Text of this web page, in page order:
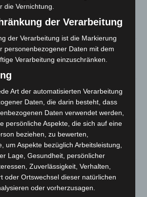
Population in Niedersachsen
Begegnung“ in Neuwarmbüchen schnell
21 neue Notfallsanitäter starten beim
über A7 – Polizei sucht
bei Bagger-Unfall auf Baustelle
die Vernichtung.
der Verarbeitung
der Verarbeitung ist die Markierung
personenbezogener Daten mit dem
Verarbeitung einzuschränken.
Art der automatisierten Verarbeitung
Daten, die darin besteht, dass
Daten verwendet werden,
persönliche Aspekte, die sich auf eine
beziehen, zu bewerten,
um Aspekte bezüglich Arbeitsleistung,
Lage, Gesundheit, persönlicher
Zuverlässigkeit, Verhalten,
oder Ortswechsel dieser natürlichen
oder vorherzusagen.